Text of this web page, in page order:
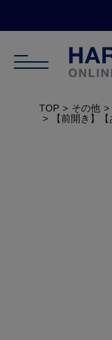
TOP その他
【前開き】